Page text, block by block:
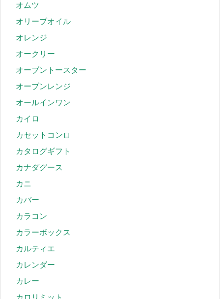
オムツ
オリーブオイル
オレンジ
オークリー
オーブントースター
オーブンレンジ
オールインワン
カイロ
カセットコンロ
カタログギフト
カナダグース
カニ
カバー
カラコン
カラーボックス
カルティエ
カレンダー
カレー
カロリミット